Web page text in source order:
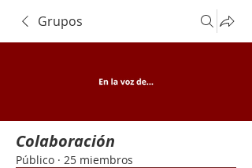
Grupos
Colaboración
Público · 25 miembros